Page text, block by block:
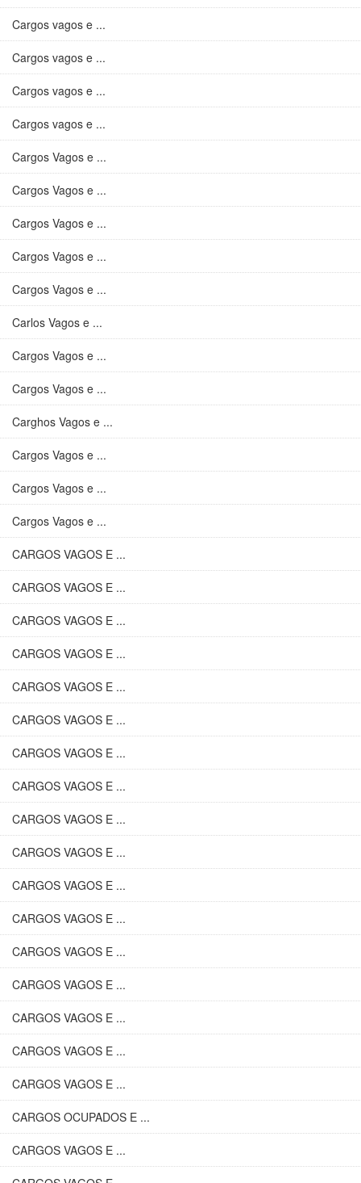
Cargos vagos e ...
Cargos vagos e ...
Cargos vagos e ...
Cargos vagos e ...
Cargos Vagos e ...
Cargos Vagos e ...
Cargos Vagos e ...
Cargos Vagos e ...
Cargos Vagos e ...
Carlos Vagos e ...
Cargos Vagos e ...
Cargos Vagos e ...
Carghos Vagos e ...
Cargos Vagos e ...
Cargos Vagos e ...
Cargos Vagos e ...
CARGOS VAGOS E ...
CARGOS VAGOS E ...
CARGOS VAGOS E ...
CARGOS VAGOS E ...
CARGOS VAGOS E ...
CARGOS VAGOS E ...
CARGOS VAGOS E ...
CARGOS VAGOS E ...
CARGOS VAGOS E ...
CARGOS VAGOS E ...
CARGOS VAGOS E ...
CARGOS VAGOS E ...
CARGOS VAGOS E ...
CARGOS VAGOS E ...
CARGOS VAGOS E ...
CARGOS VAGOS E ...
CARGOS VAGOS E ...
CARGOS OCUPADOS E ...
CARGOS VAGOS E ...